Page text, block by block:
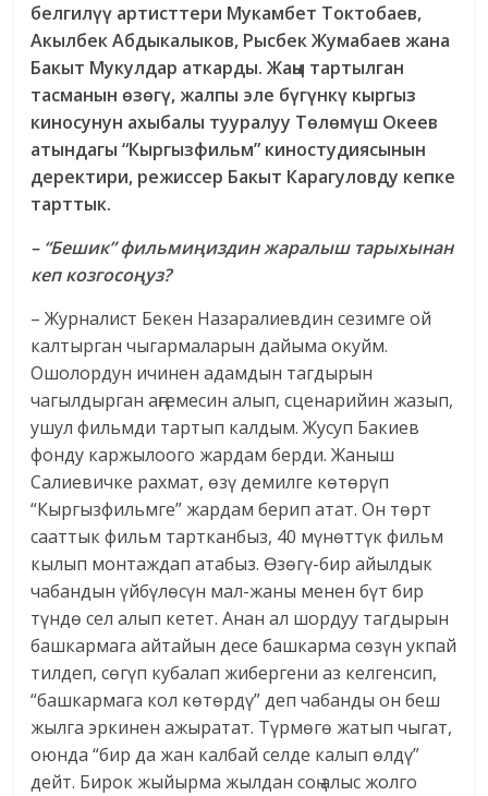
белгилүү артисттери Мукамбет Токтобаев,
Акылбек Абдыкалыков, Рысбек Жумабаев жана
Бакыт Мукулдар аткарды. Жаңы тартылган
тасманын өзөгү, жалпы эле бүгүнкү кыргыз
киносунун ахыбалы тууралуу Төлөмүш Океев
атындагы “Кыргызфильм” киностудиясынын
деректири, режиссер Бакыт Карагуловду кепке
тарттык.
– “Бешик” фильмиңиздин жаралыш тарыхынан
кеп козгосоңуз?
– Журналист Бекен Назаралиевдин сезимге ой
калтырган чыгармаларын дайыма окуйм.
Ошолордун ичинен адамдын тагдырын
чагылдырган аңгемесин алып, сценарийин жазып,
ушул фильмди тартып калдым. Жусуп Бакиев
фонду каржылоого жардам берди. Жаныш
Салиевичке рахмат, өзү демилге көтөрүп
“Кыргызфильмге” жардам берип атат. Он төрт
сааттык фильм тартканбыз, 40 мүнөттүк фильм
кылып монтаждап атабыз. Өзөгү-бир айылдык
чабандын үйбүлөсүн мал-жаны менен бүт бир
түндө сел алып кетет. Анан ал шордуу тагдырын
башкармага айтайын десе башкарма сөзүн укпай
тилдеп, сөгүп кубалап жибергени аз келгенсип,
“башкармага кол көтөрдү” деп чабанды он беш
жылга эркинен ажыратат. Түрмөгө жатып чыгат,
оюнда “бир да жан калбай селде калып өлдү”
дейт. Бирок жыйырма жылдан соң алыс жолго